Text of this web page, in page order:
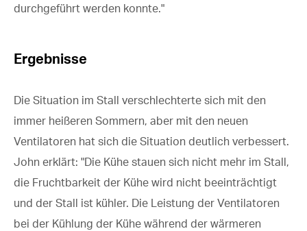
durchgeführt werden konnte."
Ergebnisse
Die Situation im Stall verschlechterte sich mit den
immer heißeren Sommern, aber mit den neuen
Ventilatoren hat sich die Situation deutlich verbessert.
John erklärt: "Die Kühe stauen sich nicht mehr im Stall,
die Fruchtbarkeit der Kühe wird nicht beeinträchtigt
und der Stall ist kühler. Die Leistung der Ventilatoren
bei der Kühlung der Kühe während der wärmeren